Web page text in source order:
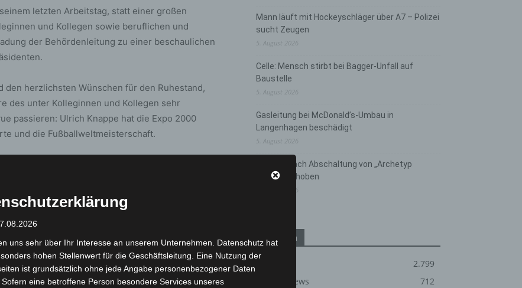
letzten Arbeitstag, statt einer großen
und Kollegen sowie beruflichen und
der Behördenleitung zu einer beschaulichen
herzlichsten Wünschen für den Ruhestand,
des unter Kolleginnen und Kollegen sehr
passieren: Ulrich Knappe hat die Expo 2000
und die Fußballweltmeisterschaft.
wurde er nach Absolvierung der
1993 als Leiter des damaligen
schlossen sich weitere Verwendungen an. Unter
in Schaumburg, Dezernent
Leiter Einsatz der Inspektion Hannover-
Zentralen Verkehrsdienstes Hannover. Darüber
der Polizei in Münster und vor seiner letzten
Pyrmont/Holzminden.
Mann läuft mit Hockeyschläger über A7 – Polizei
sucht Zeugen
5. August 2026
Celle: Mensch stirbt bei Bagger-Unfall auf
Baustelle
5. August 2026
Gasleitung bei McDonald’s-Umbau in
Langenhagen beschädigt
5. August 2026
Anklage nach Abschaltung von „Archetyp
Market“ erhoben
Kategorien
2.799
Corona-News
712
uns sehr über Ihr Interesse an unserem Unternehmen. Datenschutz hat
hohen Stellenwert für die Geschäftsleitung. Eine Nutzung der
ist grundsätzlich ohne jede Angabe personenbezogener Daten
Sofern eine betroffene Person besondere Services unseres